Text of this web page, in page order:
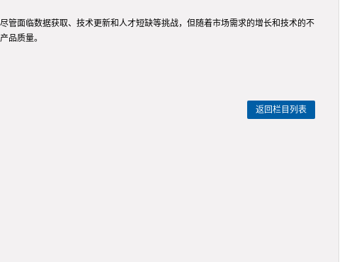
面临数据获取、技术更新和人才短缺等挑战，但随着市场需求的增长和技术的不
品质量。
返回栏目列表